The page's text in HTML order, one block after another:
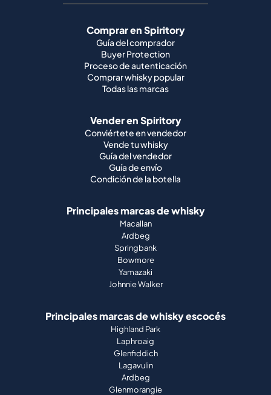
Comprar en Spiritory
Guía del comprador
Buyer Protection
Proceso de autenticación
Comprar whisky popular
Todas las marcas
Vender en Spiritory
Conviértete en vendedor
Vende tu whisky
Guía del vendedor
Guía de envío
Condición de la botella
Principales marcas de whisky
Macallan
Ardbeg
Springbank
Bowmore
Yamazaki
Johnnie Walker
Principales marcas de whisky escocés
Highland Park
Laphroaig
Glenfiddich
Lagavulin
Ardbeg
Glenmorangie